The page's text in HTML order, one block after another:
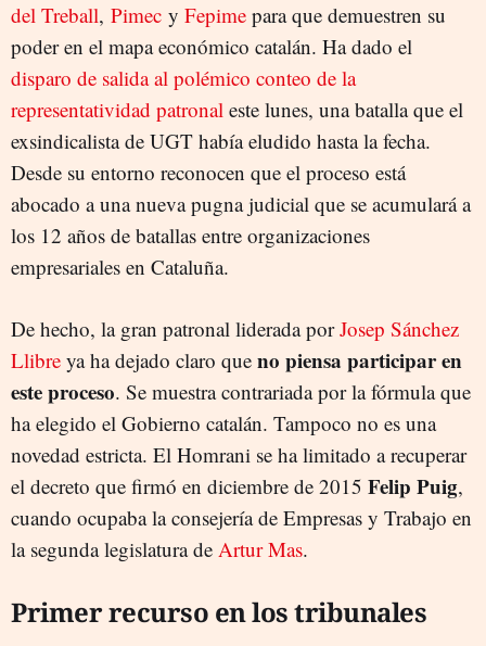
del Treball, Pimec y Fepime para que demuestren su
poder en el mapa económico catalán. Ha dado el
disparo de salida al polémico conteo de la
representatividad patronal este lunes, una batalla que el
exsindicalista de UGT había eludido hasta la fecha.
Desde su entorno reconocen que el proceso está
abocado a una nueva pugna judicial que se acumulará a
los 12 años de batallas entre organizaciones
empresariales en Cataluña.
De hecho, la gran patronal liderada porJosep Sánchez
Llibre ya ha dejado claro que no piensa participar en
este proceso. Se muestra contrariada por la fórmula que
ha elegido el Gobierno catalán. Tampoco no es una
novedad estricta. El Homrani se ha limitado a recuperar
el decreto que firmó en diciembre de 2015 Felip Puig,
cuando ocupaba la consejería de Empresas y Trabajo en
la segunda legislatura de Artur Mas.
Primer recurso en los tribunales